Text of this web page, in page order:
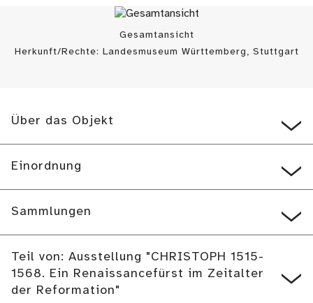
Gesamtansicht
Herkunft/Rechte: Landesmuseum Württemberg, Stuttgart
Über das Objekt
Einordnung
Sammlungen
Teil von: Ausstellung "CHRISTOPH 1515-
1568. Ein Renaissancefürst im Zeitalter
der Reformation"